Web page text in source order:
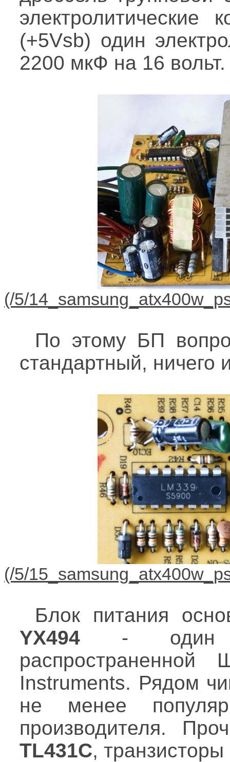
электролитические
(+5Vsb) один
2200 мкФ на 16 вольт.
По этому БП
стандартный, ничего
Блок питания
YX494 - один
Instruments. Рядом
не менее
производителя.
TL431C,